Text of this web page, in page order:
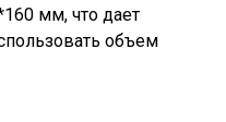
мм, что дает
объем